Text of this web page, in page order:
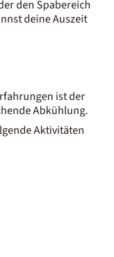
den Spabereich
deine Auszeit
ist der
Abkühlung.
Aktivitäten